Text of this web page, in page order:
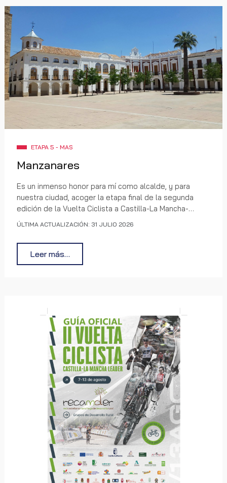
ETAPA 5 - MAS
Manzanares
Es un inmenso honor para mí como alcalde, y para
nuestra ciudad, acoger la etapa final de la segunda
edición de la Vuelta Ciclista a Castilla-La Mancha-
Leader, Un acontecimiento deportivo que sitúa a
brinda una magnífica oportunidad para mostrar al
mundo la hospitalidad, el dinamismo y el carácter de
nuestra tierra.
ÚLTIMA ACTUALIZACIÓN: 31 JULIO 2026
Leer más…